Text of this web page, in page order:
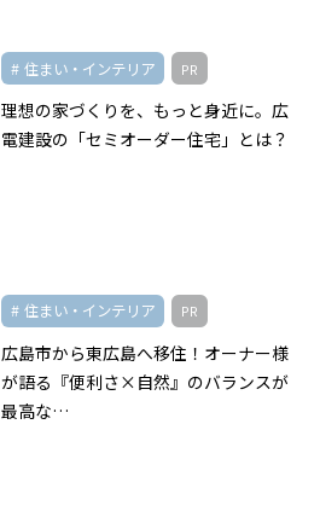
住まい・インテリア PR
理想の家づくりを、もっと身近に。広
電建設の「セミオーダー住宅」とは？
住まい・インテリア PR
広島市から東広島へ移住！オーナー様
が語る『便利さ×自然』のバランスが
最高な…